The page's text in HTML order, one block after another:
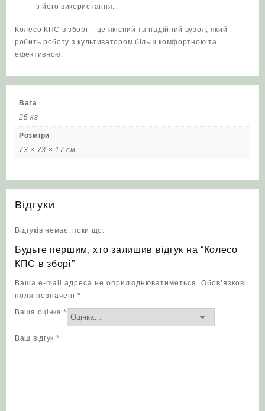
з його використання.
Колесо КПС в зборі – це якісний та надійний вузол, який
робить роботу з культиватором більш комфортною та
ефективною.
Вага
25 кг
Розміри
73 × 73 × 17 см
Відгуки
Відгуків немає, поки що.
Будьте першим, хто залишив відгук на “Колесо
КПС в зборі”
Ваша e-mail адреса не оприлюднюватиметься.
Обов’язкові
поля позначені *
Ваша оцінка*
Ваш відгук *